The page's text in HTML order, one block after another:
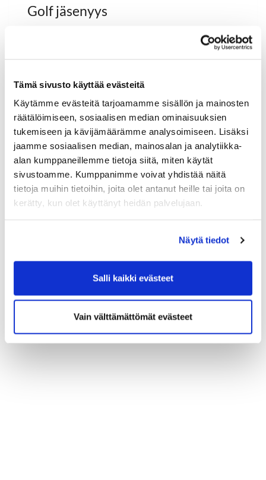
Tämä sivusto käyttää evästeitä
Käytämme evästeitä tarjoamamme sisällön ja mainosten
räätälöimiseen, sosiaalisen median ominaisuuksien
tukemiseen ja kävijämäärämme analysoimiseen. Lisäksi
jaamme sosiaalisen median, mainosalan ja analytiikka-
alan kumppaneillemme tietoja siitä, miten käytät
sivustoamme. Kumppanimme voivat yhdistää näitä
tietoja muihin tietoihin, joita olet antanut heille tai joita on
kerätty, kun olet käyttänyt heidän palvelujaan.
Näytä tiedot
Salli kaikki evästeet
Vain välttämättömät evästeet
Golf jäsenyys
Jäsennumero:
Rekisteröidy
Haluan tilata Hartola Golf uutiskirjeen
Olen lukenut tietosuojaselosteen ja hyväksyn
henkilötietojeni käsittelyn (*)